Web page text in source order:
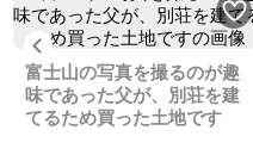
Previous
富士山の写真を撮るのが趣
味であった父が、別荘を建
てるため買った土地です